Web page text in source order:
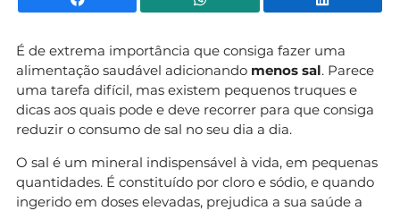
É de extrema importância que consiga fazer uma
alimentação saudável adicionando menos sal. Parece
uma tarefa difícil, mas existem pequenos truques e
dicas aos quais pode e deve recorrer para que consiga
reduzir o consumo de sal no seu dia a dia.
O sal é um mineral indispensável à vida, em pequenas
quantidades. É constituído por cloro e sódio, e quando
ingerido em doses elevadas, prejudica a sua saúde a